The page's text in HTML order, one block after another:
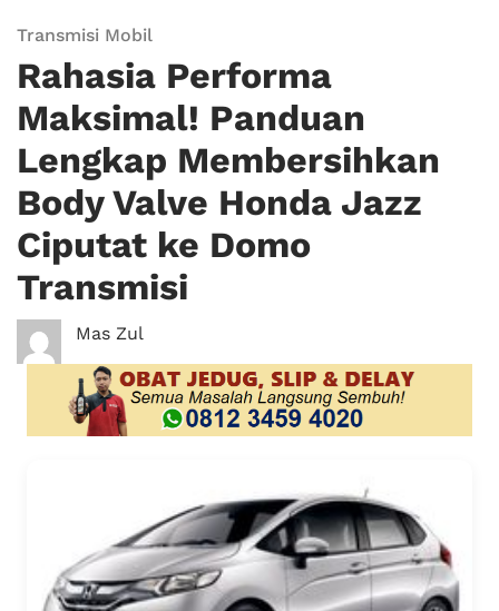
Transmisi Mobil
Rahasia Performa
Maksimal! Panduan
Lengkap Membersihkan
Body Valve Honda Jazz
Ciputat ke Domo
Transmisi
Mas Zul